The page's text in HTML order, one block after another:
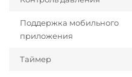
Поддержка мобильного
приложения
Таймер